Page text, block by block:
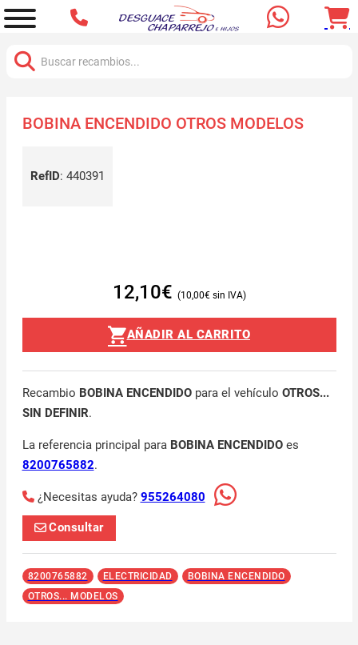
BOBINA ENCENDIDO OTROS MODELOS
RefID: 440391
12,10€ 10,00€
AÑADIR AL CARRITO
Recambio BOBINA ENCENDIDOpara el vehículo OTROS...
SIN DEFINIR.
La referencia principal para BOBINA ENCENDIDOes
8200765882.
¿Necesitas ayuda? 955264080
Consultar
8200765882 ELECTRICIDAD
BOBINA ENCENDIDO
OTROS... MODELOS